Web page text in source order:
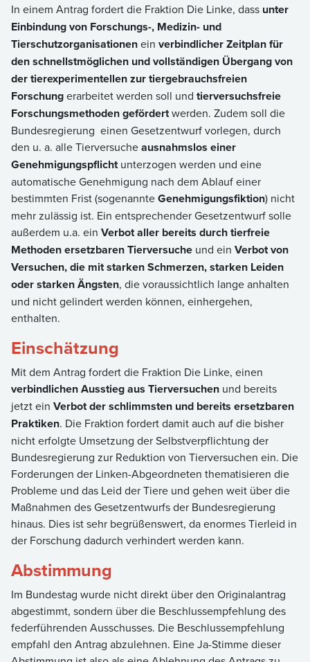
In einem Antrag fordert die Fraktion Die Linke, dass unter
Einbindung von Forschungs-, Medizin- und
Tierschutzorganisationenein verbindlicher Zeitplan für
den schnellstmöglichen und vollständigen Übergang von
der tierexperimentellen zur tiergebrauchsfreien
Forschungerarbeitet werden soll und tierversuchsfreie
Forschungsmethoden gefördertwerden. Zudem soll die
Bundesregierung einen Gesetzentwurf vorlegen, durch
den u. a. alle Tierversucheausnahmslos einer
Genehmigungspflichtunterzogen werden und eine
automatische Genehmigung nach dem Ablauf einer
bestimmten Frist (sogenannteGenehmigungsfiktion) nicht
mehr zulässig ist. Ein entsprechender Gesetzentwurf solle
außerdem u.a. ein Verbot aller bereits durch tierfreie
Methoden ersetzbaren Tierversuche und ein Verbot von
Versuchen, die mit starken Schmerzen, starken Leiden
oder starken Ängsten, die voraussichtlich lange anhalten
und nicht gelindert werden können, einhergehen,
enthalten.
Einschätzung
Mit dem Antrag fordert die Fraktion Die Linke, einen
verbindlichen Ausstieg aus Tierversuchen und bereits
jetzt ein Verbot der schlimmsten und bereits ersetzbaren
Praktiken. Die Fraktion fordert damit auch auf die bisher
nicht erfolgte Umsetzung der Selbstverpflichtung der
Bundesregierung zur Reduktion von Tierversuchen ein. Die
Forderungen der Linken-Abgeordneten thematisieren die
Probleme und das Leid der Tiere und gehen weit über die
Maßnahmen des Gesetzentwurfs der Bundesregierung
hinaus. Dies ist sehr begrüßenswert, da enormes Tierleid in
der Forschung dadurch verhindert werden kann.
Abstimmung
Im Bundestag wurde nicht direkt über den Originalantrag
abgestimmt, sondern über die Beschlussempfehlung des
federführenden Ausschusses. Die Beschlussempfehlung
empfahl den Antrag abzulehnen. Eine Ja-Stimme dieser